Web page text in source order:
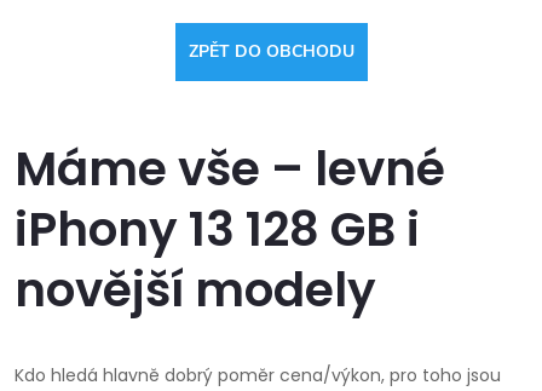
ZPĚT DO OBCHODU
Máme vše – levné
iPhony 13 128 GB i
novější modely
Kdo hledá hlavně dobrý poměr cena/výkon, pro toho jsou